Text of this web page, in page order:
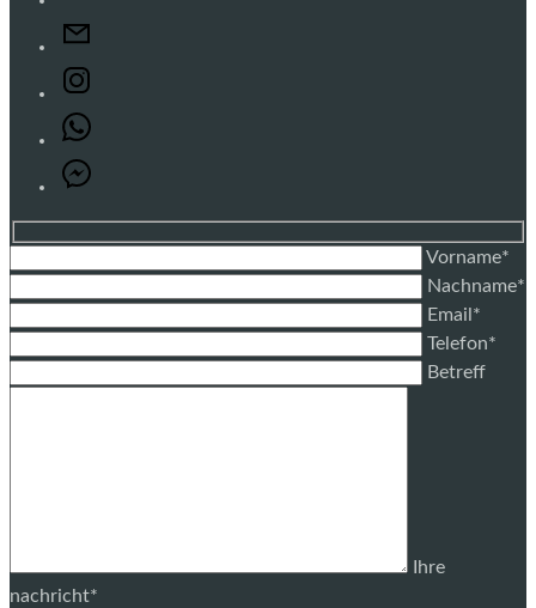
Vorname*
Nachname*
Email*
Telefon*
Betreff
Ihre
nachricht*